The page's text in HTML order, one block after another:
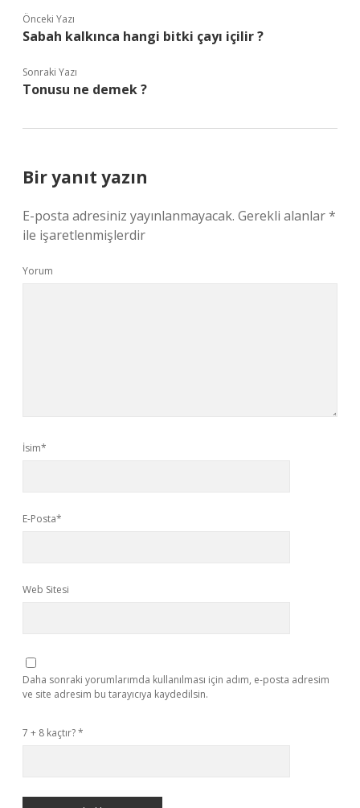
Önceki Yazı
Sabah kalkınca hangi bitki çayı içilir ?
Sonraki Yazı
Tonusu ne demek ?
Bir yanıt yazın
E-posta adresiniz yayınlanmayacak. Gerekli alanlar*
ile işaretlenmişlerdir
Yorum
İsim*
E-Posta*
Web Sitesi
Daha sonraki yorumlarımda kullanılması için adım, e-posta adresim
ve site adresim bu tarayıcıya kaydedilsin.
7 + 8 kaçtır?*